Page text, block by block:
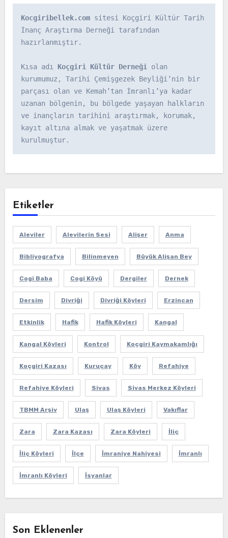
Kocgiribellek.com sitesi Koçgiri Kültür Tarih
İnanç Araştırma Derneği tarafından
hazırlanmıştır.
Kısa adı Koçgiri Kültür Derneği olan
kurumumuz, Tarihi Çemişgezek Beyliği’nin bir
parçası olan ve Kemah’tan İmranlı’ya kadar
uzanan bölgenin, bu bölgede yaşayan halkların
ve inançların tarihini araştırmak, korumak,
kayıt altına almak ve yaşatmak üzere
kurulmuştur.
Etiketler
Aleviler Alevilerin Sesi Alişer Anma
Bibliyografya Bilinmeyen Büyük Alişan Bey
Cogi Baba Cogi Köyü Dergiler Dernek
Dersim Divriği Divriği Köyleri Erzincan
Etkinlik Hafik Hafik Köyleri Kangal
Kangal Köyleri Kontrol Koçgiri Kaymakamlığı
Koçgiri Kazası Kuruçay Köy Refahiye
Refahiye Köyleri Sivas Sivas Merkez Köyleri
TBMM Arşiv Ulaş Ulaş Köyleri Vakıflar
Zara Zara Kazası Zara Köyleri İliç
İliç Köyleri İlçe İmraniye Nahiyesi İmranlı
İmranlı Köyleri İsyanlar
Son Eklenenler